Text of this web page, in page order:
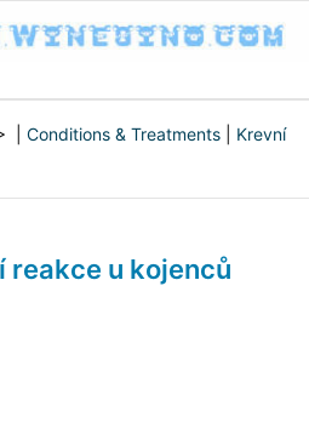
| Conditions & Treatments
Krevní
reakce u kojenců